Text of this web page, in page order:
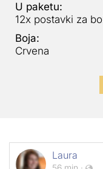
U paketu:
12x postavki za
Boja:
Crvena
Laura